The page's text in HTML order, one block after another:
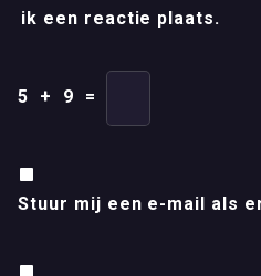
ik een reactie plaats.
5 + 9 =
Stuur mij een e-mail als